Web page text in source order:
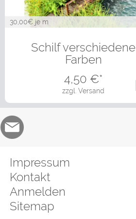
30,00€ je m
Schilf verschiedene
Farben
zzgl. Versand
4,50 €*
Impressum
Kontakt
Anmelden
Sitemap